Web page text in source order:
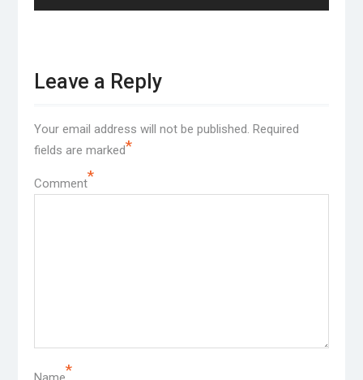
post:
Leave a Reply
Your email address will not be published. Required
fields are marked*
Comment*
*